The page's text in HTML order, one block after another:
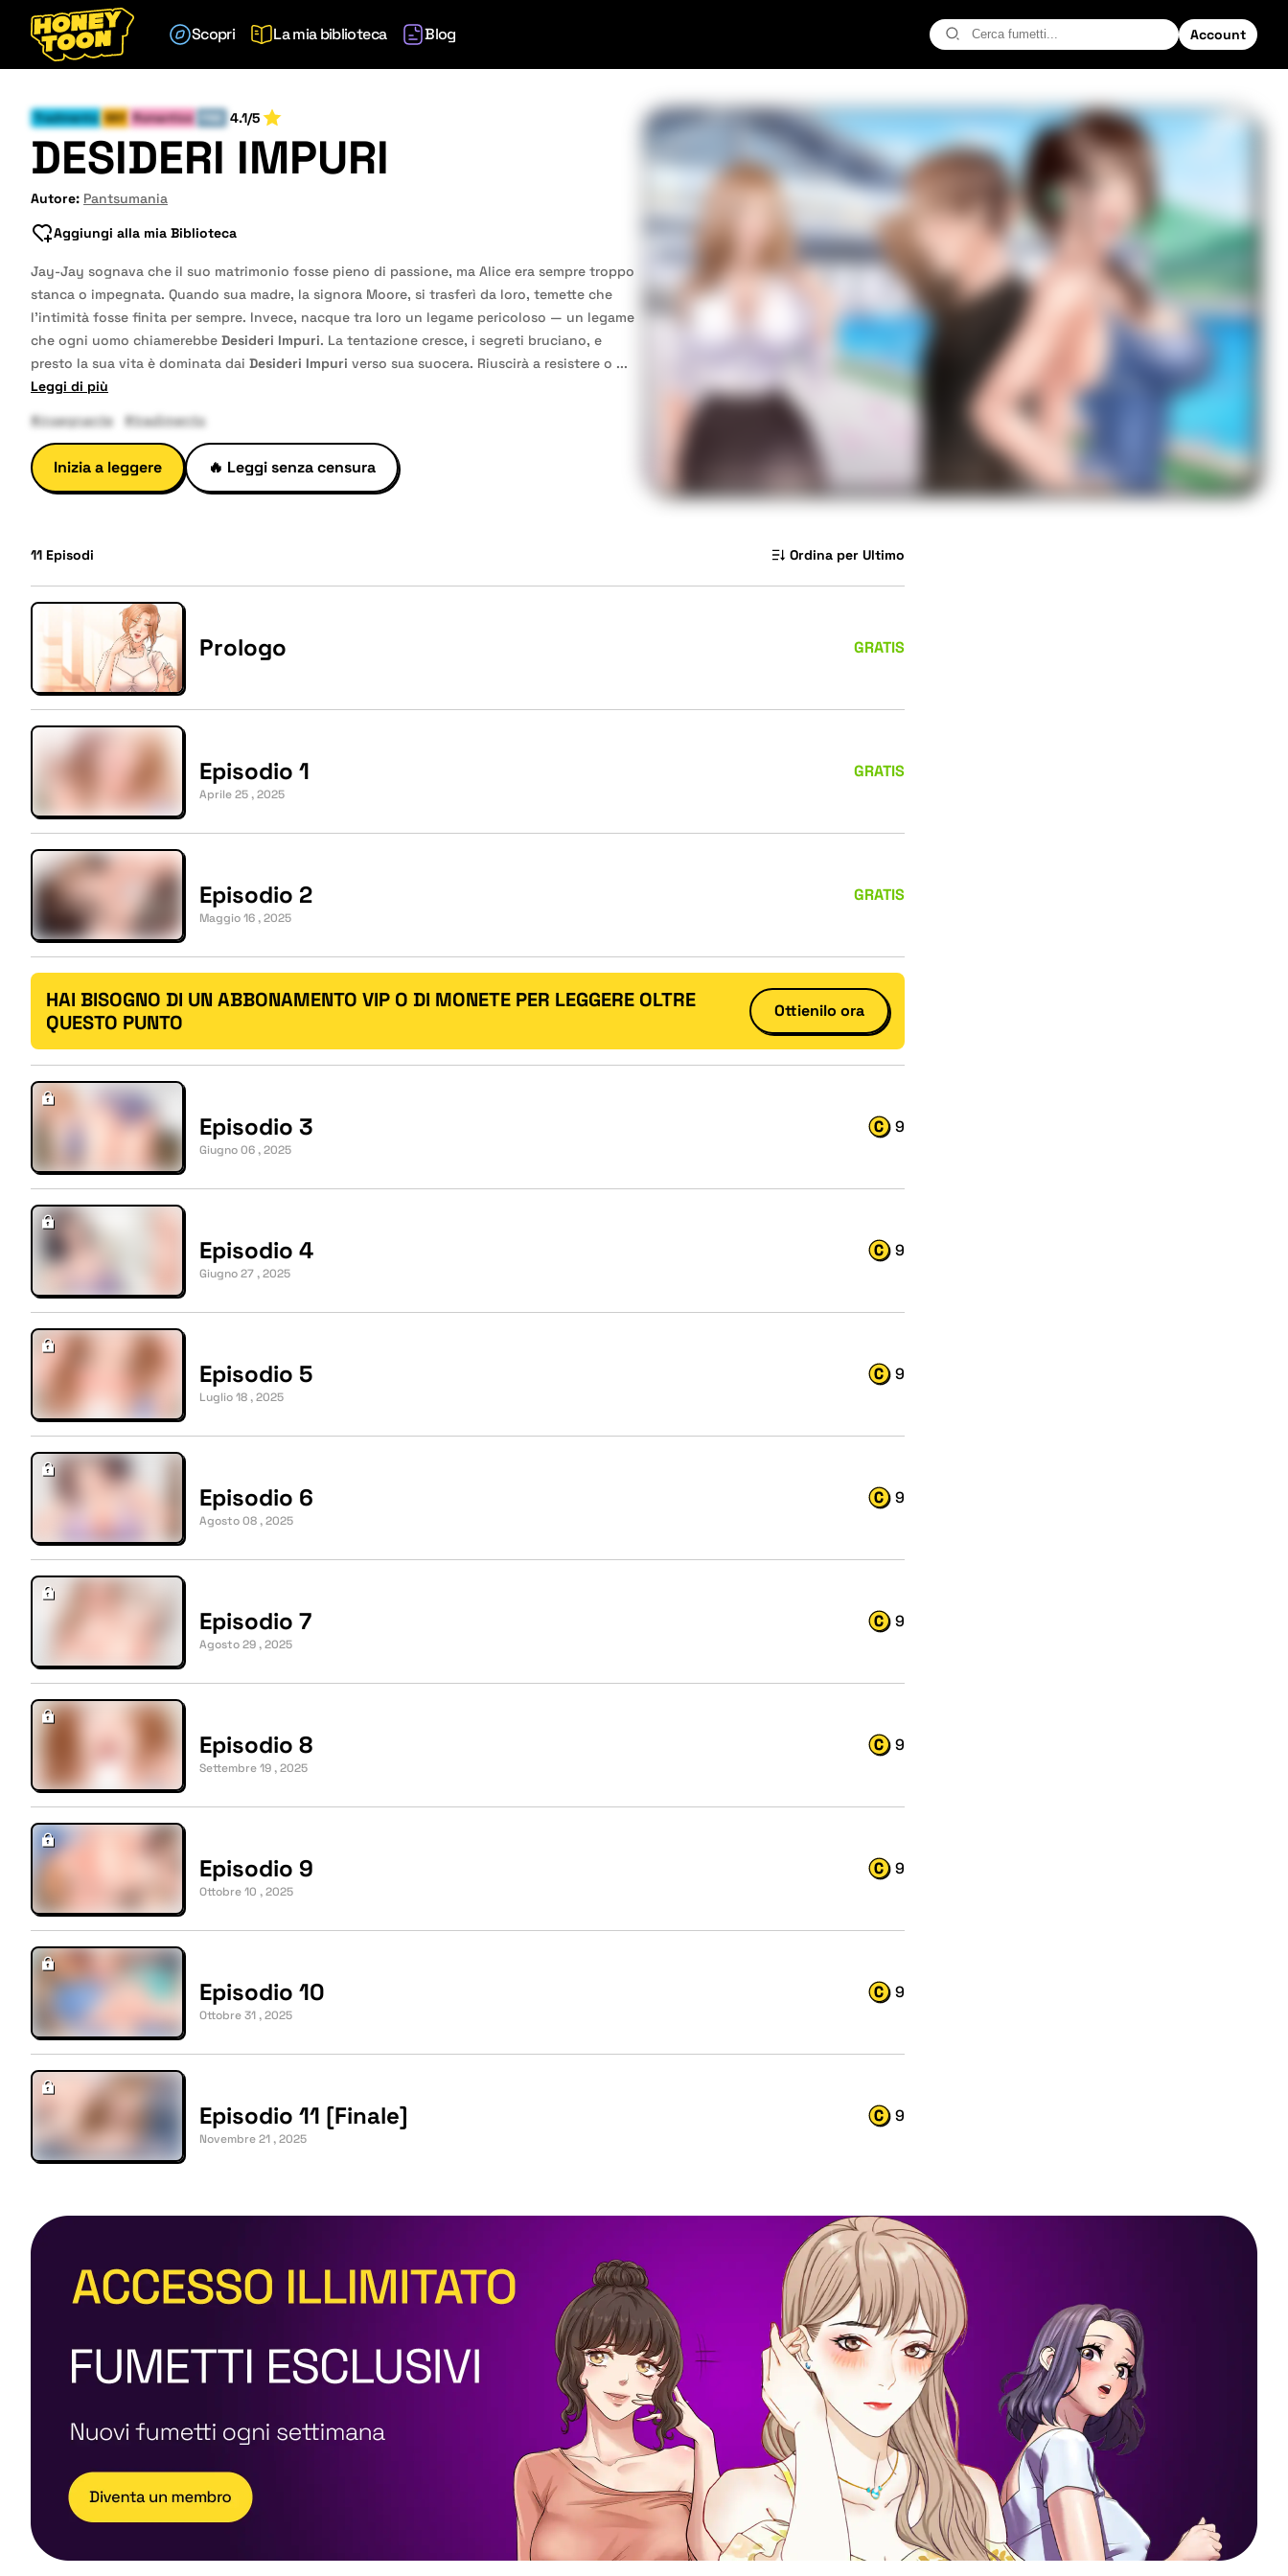
Account
Scopri La mia biblioteca Blog
Tradimento Milf Romantico 4.1/5
DESIDERI IMPURI
Autore: Pantsumania
Aggiungi alla mia Biblioteca
Jay-Jay sognava che il suo matrimonio fosse pieno di passione, ma Alice era sempre troppo
stanca o impegnata. Quando sua madre, la signora Moore, si trasferì da loro, temette che
l’intimità fosse finita per sempre. Invece, nacque tra loro un legame pericoloso — un legame
che ogni uomo chiamerebbe Desideri Impuri. La tentazione cresce, i segreti bruciano, e
presto la sua vita è dominata dai Desideri Impuri verso sua suocera. Riuscirà a resistere o ...
Leggi di più
#insegnante
#tradimento
Inizia a leggere 🔥 Leggi senza censura
11 Episodi Ordina per Ultimo
Prologo GRATIS
Episodio 1
Aprile 25 , 2025
GRATIS
Episodio 2
Maggio 16 , 2025
GRATIS
HAI BISOGNO DI UN ABBONAMENTO VIP O DI MONETE PER LEGGERE OLTRE
QUESTO PUNTO
Ottienilo ora
Episodio 3
Giugno 06 , 2025
9
Episodio 4
Giugno 27 , 2025
9
Episodio 5
Luglio 18 , 2025
9
Episodio 6
Agosto 08 , 2025
9
Episodio 7
Agosto 29 , 2025
9
Episodio 8
Settembre 19 , 2025
9
Episodio 9
Ottobre 10 , 2025
9
Episodio 10
Ottobre 31 , 2025
9
Episodio 11 [Finale]
Novembre 21 , 2025
9